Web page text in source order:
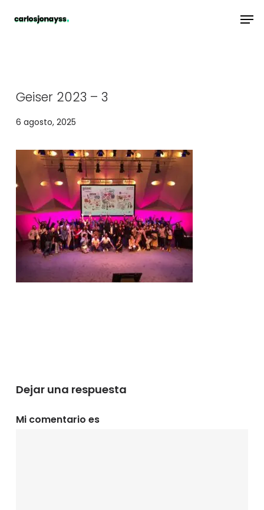
Geiser 2023 – 3
6 agosto, 2025
Dejar una respuesta
Mi comentario es